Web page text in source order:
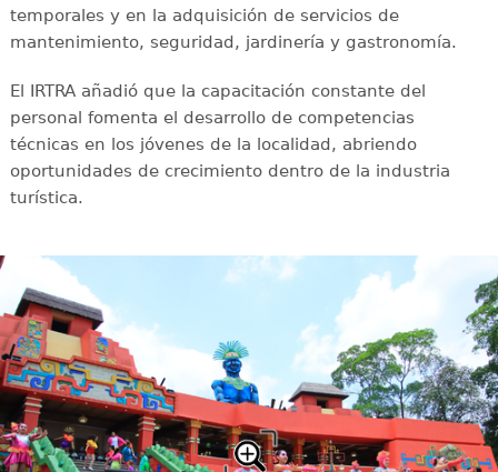
temporales y en la adquisición de servicios de
mantenimiento, seguridad, jardinería y gastronomía.
El IRTRA añadió que la capacitación constante del
personal fomenta el desarrollo de competencias
técnicas en los jóvenes de la localidad, abriendo
oportunidades de crecimiento dentro de la industria
turística.